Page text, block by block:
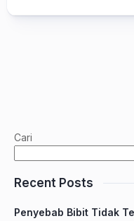
Cari
Recent Posts
Penyebab Bibit Tidak